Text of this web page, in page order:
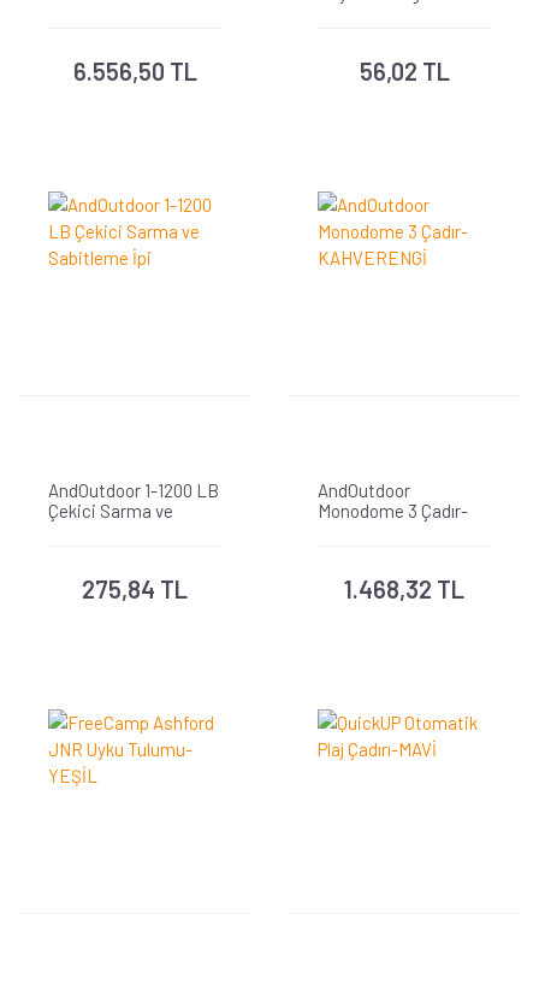
6.556,50 TL 56,02 TL
AndOutdoor 1-1200 LB
Çekici Sarma ve
275,84 TL
AndOutdoor
Monodome 3 Çadır-
1.468,32 TL